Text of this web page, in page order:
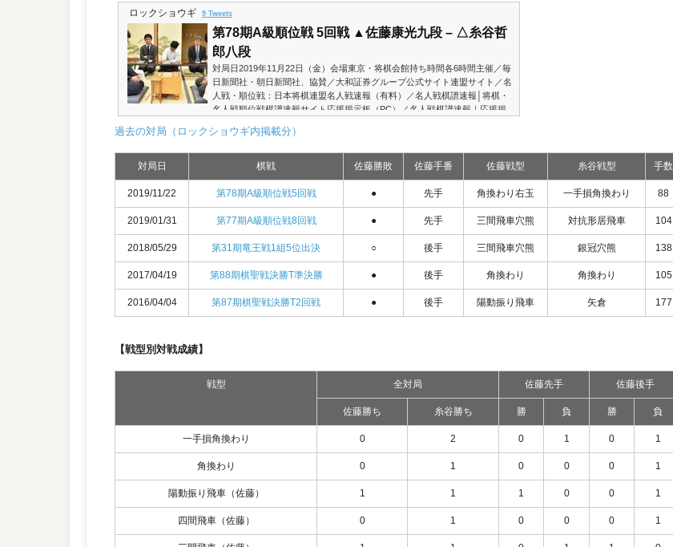
ロックショウギ 9 Tweets
第78期A級順位戦 5回戦 ▲佐藤康光九段 – △糸谷哲
郎八段
対局日2019年11月22日（金）会場東京・将棋会館持ち時間各6時間主催／毎
日新聞社・朝日新聞社、協賛／大和証券グループ公式サイト連盟サイト／名
人戦・順位戦：日本将棋連盟名人戦速報（有料）／名人戦棋譜速報│将棋・
名人戦順位戦棋譜速報サイト応援掲示板（PC）／名人戦棋譜速報｜応援掲
再生スマホやタブレットでも棋譜再生が可能！★評価値推移グラフ将棋ソフ
評価関数と定跡を、「やねう...
過去の対局（ロックショウギ内掲載分）
対局日 棋戦 佐藤勝敗 佐藤手番 佐藤戦型 糸谷戦型 手数
2019/11/22 第78期A級順位戦5回戦 ● 先手 角換わり右玉 一手損角換わり 88
2019/01/31 第77期A級順位戦8回戦 ● 先手 三間飛車穴熊 対抗形居飛車 104
2018/05/29 第31期竜王戦1組5位出決 ○ 後手 三間飛車穴熊 銀冠穴熊 138
2017/04/19 第88期棋聖戦決勝T準決勝 ● 後手 角換わり 角換わり 105
2016/04/04 第87期棋聖戦決勝T2回戦 ● 後手 陽動振り飛車 矢倉 177
【戦型別対戦成績】
戦型 全対局 佐藤先手 佐藤後手
佐藤勝ち 糸谷勝ち 勝 負 勝 負
一手損角換わり 0 2 0 1 0 1
角換わり 0 1 0 0 0 1
陽動振り飛車（佐藤） 1 1 1 0 0 1
四間飛車（佐藤） 0 1 0 0 0 1